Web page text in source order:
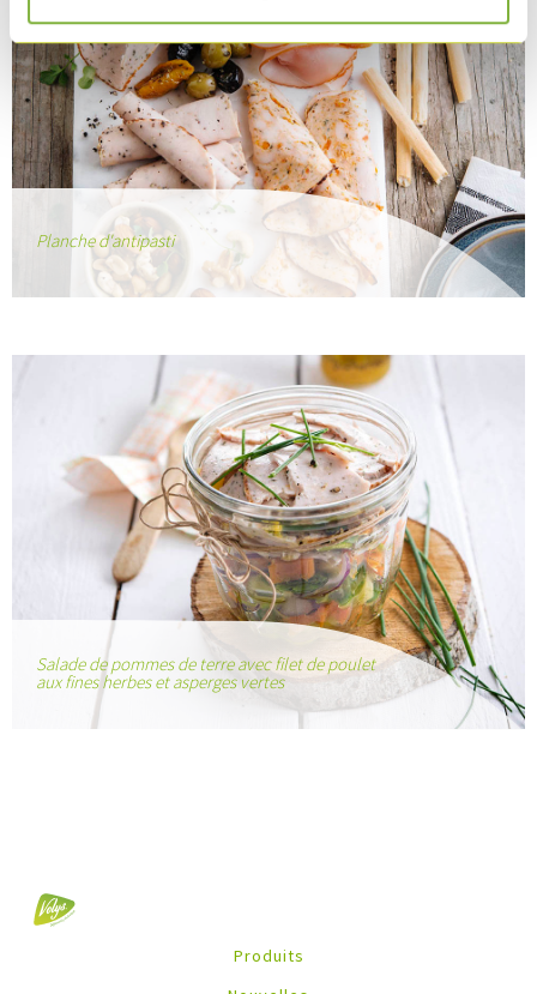
Planche d'antipasti
Salade de pommes de terre avec filet de poulet
aux fines herbes et asperges vertes
Produits